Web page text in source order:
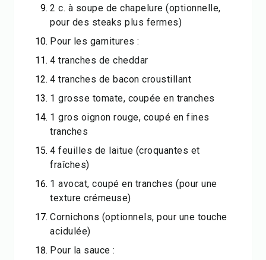
2 c. à soupe de chapelure (optionnelle,
pour des steaks plus fermes)
Pour les garnitures :
4 tranches de cheddar
4 tranches de bacon croustillant
1 grosse tomate, coupée en tranches
1 gros oignon rouge, coupé en fines
tranches
4 feuilles de laitue (croquantes et
fraîches)
1 avocat, coupé en tranches (pour une
texture crémeuse)
Cornichons (optionnels, pour une touche
acidulée)
Pour la sauce :